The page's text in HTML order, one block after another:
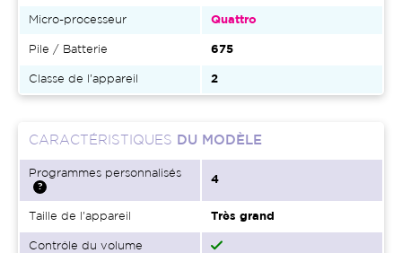
Micro-processeur Quattro
Pile / Batterie 675
Classe de l'appareil 2
CARACTÉRISTIQUES DU MODÈLE
Programmes personnalisés
4
Taille de l'appareil Très grand
Contrôle du volume